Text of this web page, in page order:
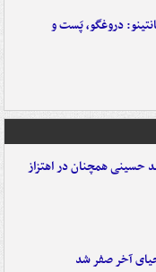
دروغگو، پَست‌ و
حسینی همچنان در اهتزاز
آخر صفر شد